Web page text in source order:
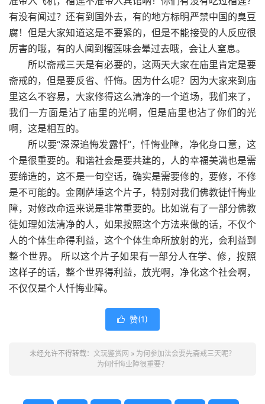
有没有闻过？还有到国外去，有的地方标明严禁中国的臭豆
腐！但是大家知道这是不要紧的，但是不能接受的人反应很
厉害的哦，有的人闻到榴莲味会晕过去哦，会让人窒息。
所以斋戒三天是有必要的，这两天大家在庙里肯定是要
斋戒的，但是要反省、忏悔。因为什么呢？因为大家来到庙
里这么不容易，大家修得这么清净的一个道场，我们来了，
我们一方面是沾了庙里的光啊，但是庙里也沾了你们的光
啊，这是相互的。
所以要“深深追悔发露忏”，忏悔业障，净化身口意，这
个是很重要的。和谐社会是要共建的，人的幸福美满也是需
要缔造的，这不是一句空话，确实是需要修的，要修，不修
是不可能的。金刚萨埵这个片子，特别对我们佛教徒忏悔业
障，对修改命运来说是非常重要的。比如说有了一部分佛教
徒如理如法清净的人，如果按照这个方法来做的话，不仅个
人的个体生命得利益，这个个体生命所放射的光，会利益到
整个世界。 所以这个片子如果有一部分人在学、修，按照
这样子的话，整个世界得利益，放光啊，净化这个社会啊，
不仅仅是个人忏悔业障。
 赞(1)
未经允许不得转载： 文玩鉴赏网 » 为何参加法会要先斋戒三天呢？
为何忏悔业障很重要？